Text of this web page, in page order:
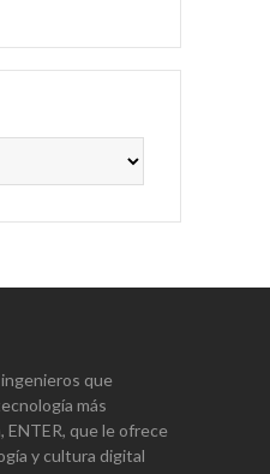
que
más
que le ofrece
y cultura digital